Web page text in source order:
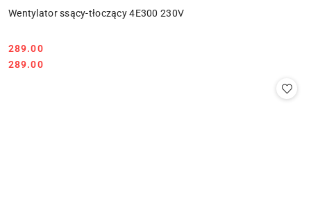
Wentylator ssący-tłoczący 4E300 230V
Cena:
289.00
Cena:
289.00